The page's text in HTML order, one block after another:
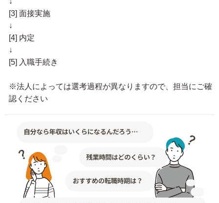
[3] 面接実施
↓
[4] 内定
↓
[5] 入職手続き
※法人によっては選考過程が異なりますので、担当にご確
認ください